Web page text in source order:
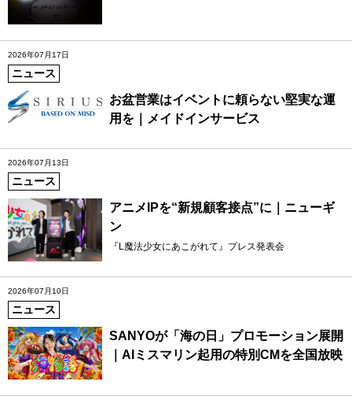
2026年07月17日
ニュース
お盆営業はイベントに頼らない堅実な運
用を｜メイドインサービス
2026年07月13日
ニュース
アニメIPを“新規顧客接点”に｜ニューギ
ン
『L魔法少女にあこがれて』プレス発表会
2026年07月10日
ニュース
SANYOが「海の日」プロモーション展開
｜AIミスマリン起用の特別CMを全国放映